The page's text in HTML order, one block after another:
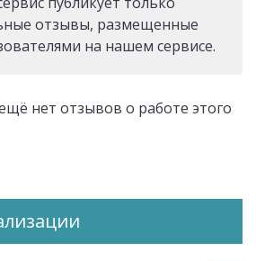
отзывы, размещенные
на нашем сервисе.
нет отзывов о работе этого